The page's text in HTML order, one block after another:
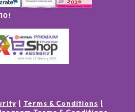
Terms & Conditions